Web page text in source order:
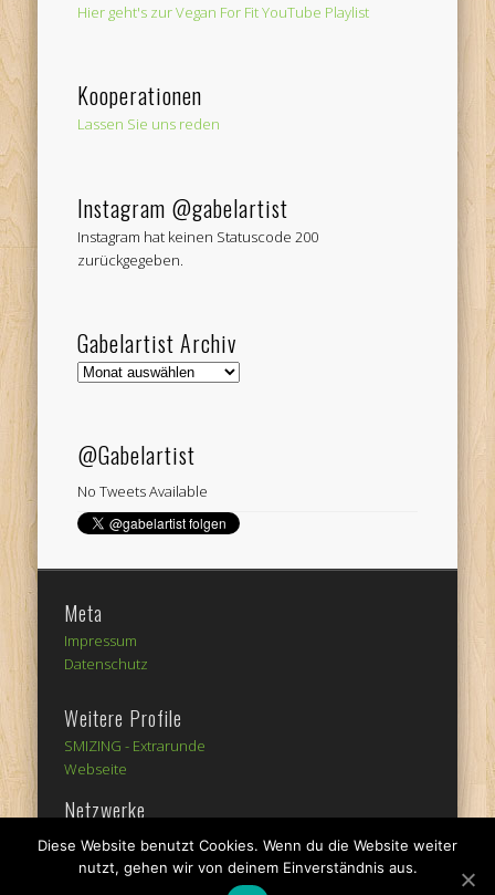
Hier geht's zur Vegan For Fit YouTube Playlist
Kooperationen
Lassen Sie uns reden
Instagram @gabelartist
Instagram hat keinen Statuscode 200
zurückgegeben.
Gabelartist Archiv
Gabelartist
@Gabelartist
No Tweets Available
Meta
Impressum
Datenschutz
Weitere Profile
SMIZING - Extrarunde
Webseite
Netzwerke
Diese Website benutzt Cookies. Wenn du die Website weiter
nutzt, gehen wir von deinem Einverständnis aus.